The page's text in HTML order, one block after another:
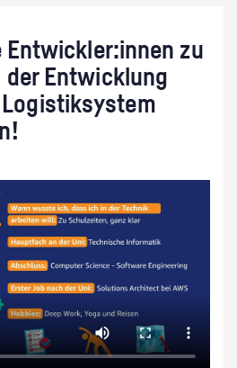
Entwickler:innen zu
Entwicklung